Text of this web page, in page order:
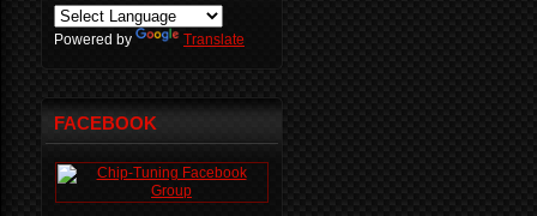
Powered by Translate
FACEBOOK